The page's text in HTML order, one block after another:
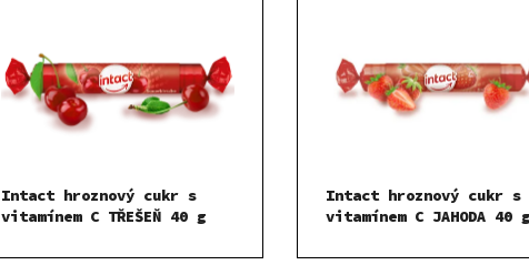
Intact hroznový cukr s
vitamínem C TŘEŠEŇ 40 g
Intact hroznový cukr s
vitamínem C JAHODA 40 g